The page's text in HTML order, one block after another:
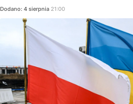
Dodano: 4 sierpnia 21:00